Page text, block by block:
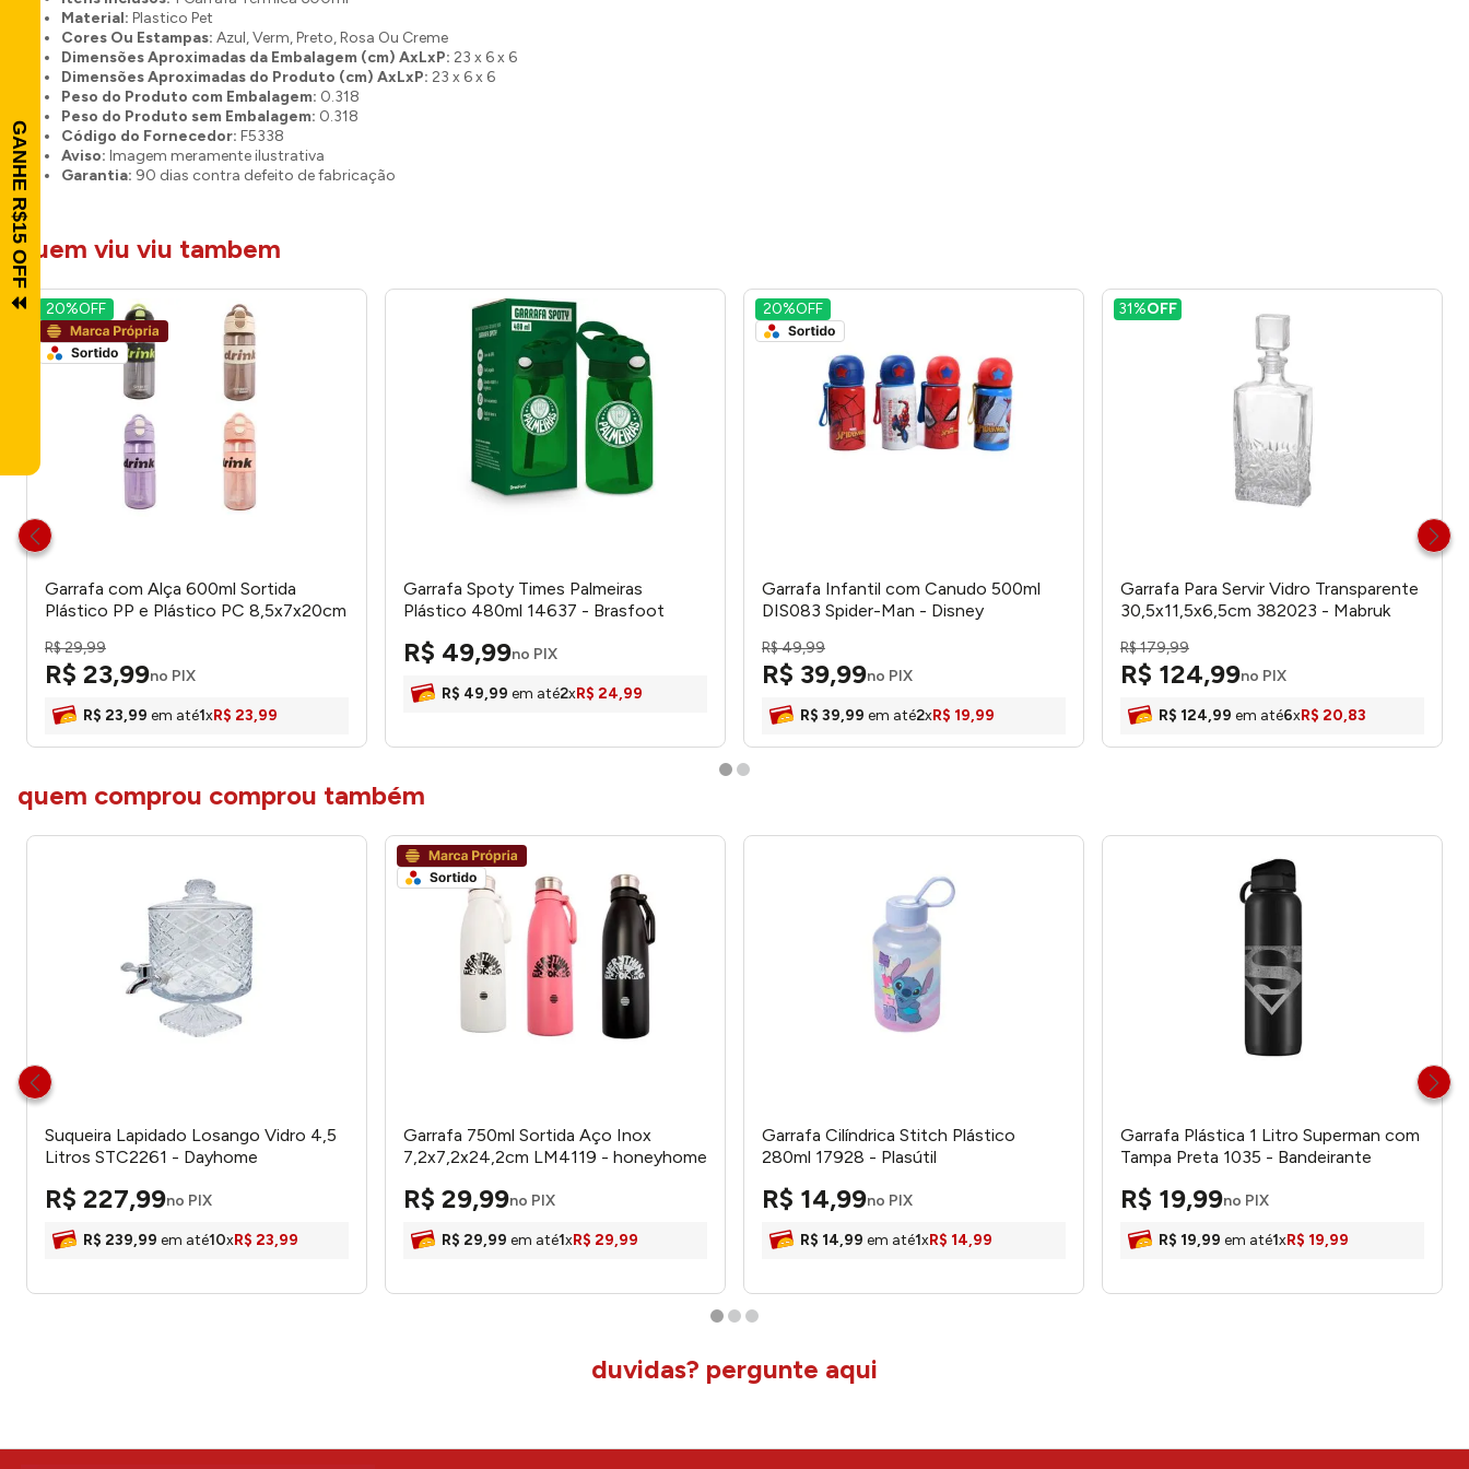
Material: Plastico Pet
Cores Ou Estampas: Azul, Verm, Preto, Rosa Ou Creme
Dimensões Aproximadas da Embalagem (cm) AxLxP: 23 x 6 x 6
Dimensões Aproximadas do Produto (cm) AxLxP: 23 x 6 x 6
Peso do Produto com Embalagem: 0.318
Peso do Produto sem Embalagem: 0.318
Código do Fornecedor: F5338
Aviso: Imagem meramente ilustrativa
Garantia: 90 dias contra defeito de fabricação
quem viu viu tambem
20%OFF
Garrafa com Alça 600ml Sortida
Plástico PP e Plástico PC 8,5x7x20cm
R$29,99
R$ 23,99no PIX
R$ 23,99 em até1xR$ 23,99
Garrafa Spoty Times Palmeiras
Plástico 480ml 14637 - Brasfoot
R$ 49,99no PIX
R$ 49,99 em até2xR$ 24,99
20%OFF
Garrafa Infantil com Canudo 500ml
DIS083 Spider-Man - Disney
R$49,99
R$ 39,99no PIX
R$ 39,99 em até2xR$ 19,99
31%OFF
Garrafa Para Servir Vidro Transparente
30,5x11,5x6,5cm 382023 - Mabruk
R$179,99
R$ 124,99no PIX
R$ 124,99 em até6xR$ 20,83
quem comprou comprou também
Suqueira Lapidado Losango Vidro 4,5
Litros STC2261 - Dayhome
R$ 227,99no PIX
R$ 239,99 em até10xR$ 23,99
Garrafa 750ml Sortida Aço Inox
7,2x7,2x24,2cm LM4119 - honeyhome
R$ 29,99no PIX
R$ 29,99 em até1xR$ 29,99
Garrafa Cilíndrica Stitch Plástico
280ml 17928 - Plasútil
R$ 14,99no PIX
R$ 14,99 em até1xR$ 14,99
Garrafa Plástica 1 Litro Superman com
Tampa Preta 1035 - Bandeirante
R$ 19,99no PIX
R$ 19,99 em até1xR$ 19,99
duvidas? pergunte aqui